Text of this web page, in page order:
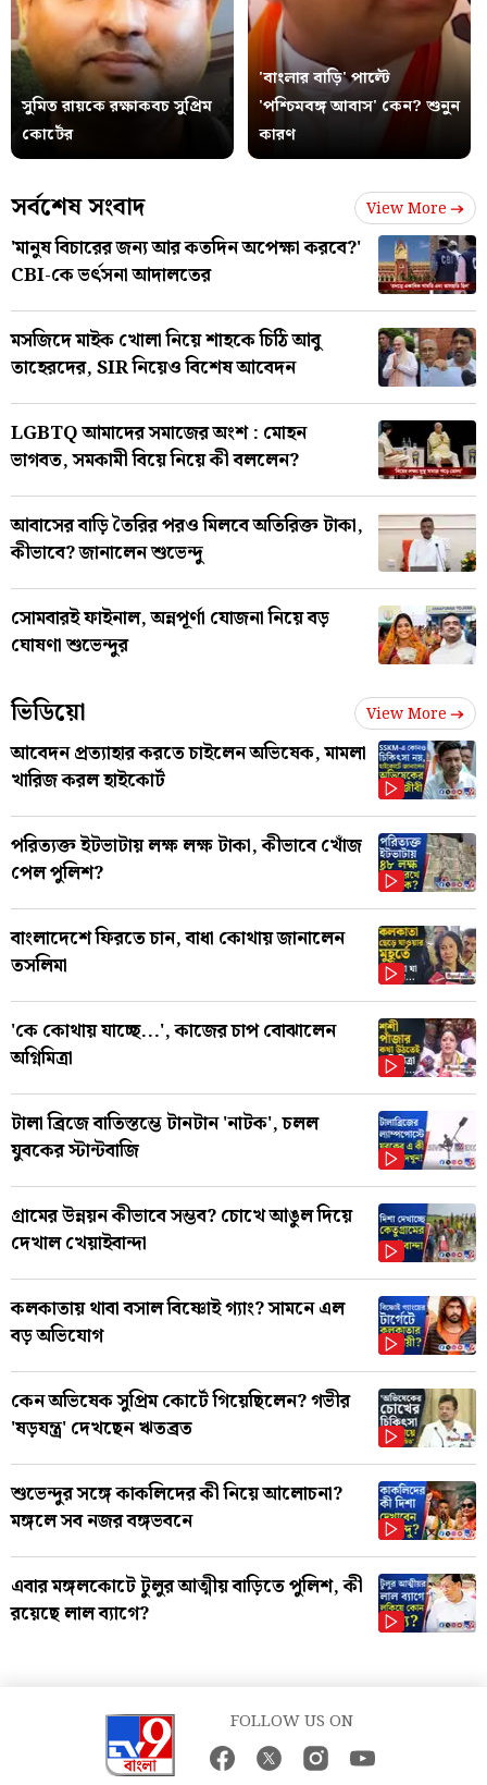
সুমিত রায়কে রক্ষাকবচ সুপ্রিম
কোর্টের
'বাংলার বাড়ি' পাল্টে
'পশ্চিমবঙ্গ আবাস' কেন? শুনুন
কারণ
সর্বশেষ সংবাদ View More
'মানুষ বিচারের জন্য আর কতদিন অপেক্ষা করবে?'
CBI-কে ভর্ৎসনা আদালতের
মসজিদে মাইক খোলা নিয়ে শাহকে চিঠি আবু
তাহেরদের, SIR নিয়েও বিশেষ আবেদন
LGBTQ আমাদের সমাজের অংশ : মোহন
ভাগবত, সমকামী বিয়ে নিয়ে কী বললেন?
আবাসের বাড়ি তৈরির পরও মিলবে অতিরিক্ত টাকা,
কীভাবে? জানালেন শুভেন্দু
সোমবারই ফাইনাল, অন্নপূর্ণা যোজনা নিয়ে বড়
ঘোষণা শুভেন্দুর
ভিডিয়ো View More
আবেদন প্রত্যাহার করতে চাইলেন অভিষেক, মামলা
খারিজ করল হাইকোর্ট
পরিত্যক্ত ইটভাটায় লক্ষ লক্ষ টাকা, কীভাবে খোঁজ
পেল পুলিশ?
বাংলাদেশে ফিরতে চান, বাধা কোথায় জানালেন
তসলিমা
'কে কোথায় যাচ্ছে...', কাজের চাপ বোঝালেন
অগ্নিমিত্রা
টালা ব্রিজে বাতিস্তম্ভে টানটান 'নাটক', চলল
যুবকের স্টান্টবাজি
গ্রামের উন্নয়ন কীভাবে সম্ভব? চোখে আঙুল দিয়ে
দেখাল খেয়াইবান্দা
কলকাতায় থাবা বসাল বিষ্ণোই গ্যাং? সামনে এল
বড় অভিযোগ
কেন অভিষেক সুপ্রিম কোর্টে গিয়েছিলেন? গভীর
'ষড়যন্ত্র' দেখছেন ঋতব্রত
শুভেন্দুর সঙ্গে কাকলিদের কী নিয়ে আলোচনা?
মঙ্গলে সব নজর বঙ্গভবনে
এবার মঙ্গলকোটে টুলুর আত্মীয় বাড়িতে পুলিশ, কী
রয়েছে লাল ব্যাগে?
FOLLOW US ON